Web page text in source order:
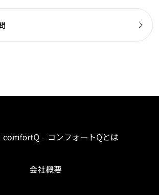
comfortQ - コンフォートQとは
会社概要